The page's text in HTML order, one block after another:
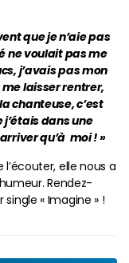
que je n’aie pas
ne voulait pas me
j’avais pas mon
laisser rentrer,
chanteuse, c’est
dans une
qu’à moi ! »
l’écouter, elle nous a
Rendez-
« Imagine » !